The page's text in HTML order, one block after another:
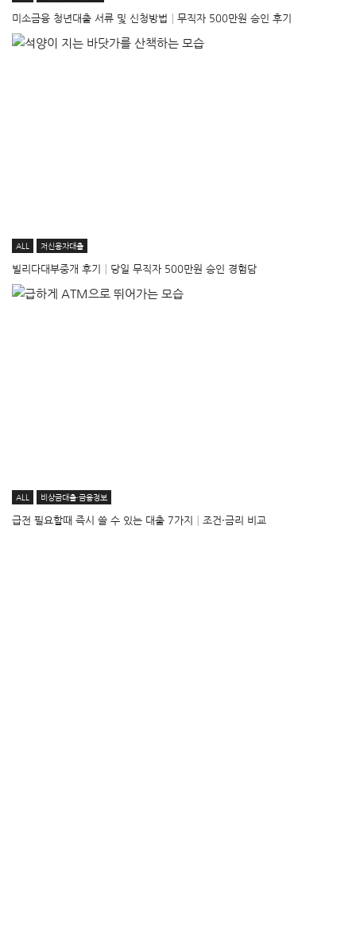
미소금융 청년대출 서류 및 신청방법│무직자 500만원 승인 후기
ALL 저신용자대출
빌리다대부중개 후기│당일 무직자 500만원 승인 경험담
ALL 비상금대출·금융정보
급전 필요할때 즉시 쓸 수 있는 대출 7가지│조건·금리 비교